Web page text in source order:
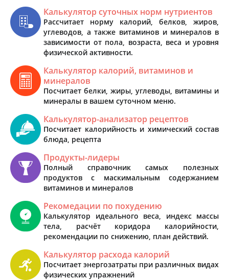
Калькулятор суточных норм нутриентов
Рассчитает норму калорий, белков, жиров,
углеводов, а также витаминов и минералов в
зависимости от пола, возраста, веса и уровня
физической активности.
Калькулятор калорий, витаминов и
минералов
Посчитает белки, жиры, углеводы, витамины и
минералы в вашем суточном меню.
Калькулятор-анализатор рецептов
Посчитает калорийность и химический состав
блюда, рецепта
Продукты-лидеры
Полный справочник самых полезных
продуктов с маскимальным содержанием
витаминов и минералов
Рекомедации по похудению
Калькулятор идеального веса, индекс массы
тела, расчёт коридора калорийности,
рекомендации по снижению, план действий.
Калькулятор расхода калорий
Посчитает энергозатраты при различных видах
физических упражнений